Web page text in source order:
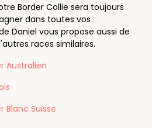
Border Collie sera toujours
dans toutes vos
Daniel vous propose aussi de
races similaires.
Australien
Blanc Suisse